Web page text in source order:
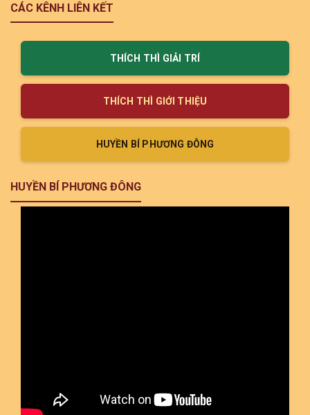
CÁC KÊNH LIÊN KẾT
THÍCH THÌ GIẢI TRÍ
THÍCH THÌ GIỚI THIỆU
HUYỀN BÍ PHƯƠNG ĐÔNG
HUYỀN BÍ PHƯƠNG ĐÔNG